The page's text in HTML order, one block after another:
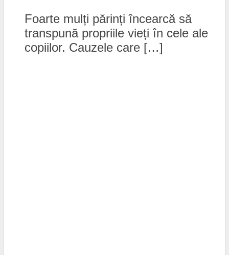
Foarte mulți părinți încearcă să
transpună propriile vieți în cele ale
copiilor. Cauzele care […]